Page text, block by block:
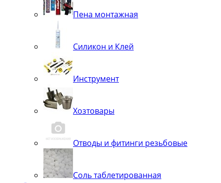
Пена монтажная
Силикон и Клей
Инструмент
Хозтовары
Отводы и фитинги резьбовые
Соль таблетированная